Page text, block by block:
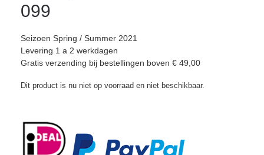
099
Seizoen Spring / Summer 2021
Levering 1 a 2 werkdagen
Gratis verzending bij bestellingen boven € 49,00
Dit product is nu niet op voorraad en niet beschikbaar.